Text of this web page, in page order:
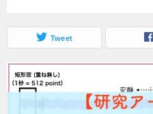
Tweet